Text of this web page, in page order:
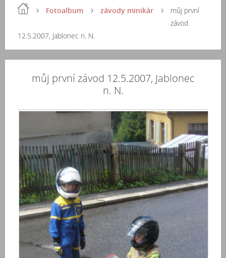
Fotoalbum závody minikár
můj první
závod
12.5.2007, Jablonec n. N.
můj první závod 12.5.2007, Jablonec
n. N.